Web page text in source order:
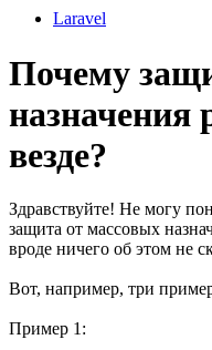
Laravel
Почему
назначения
везде?
Здравствуйте! Не могу
защита от массовых
вроде ничего об этом не
Вот, например, три
Пример 1: